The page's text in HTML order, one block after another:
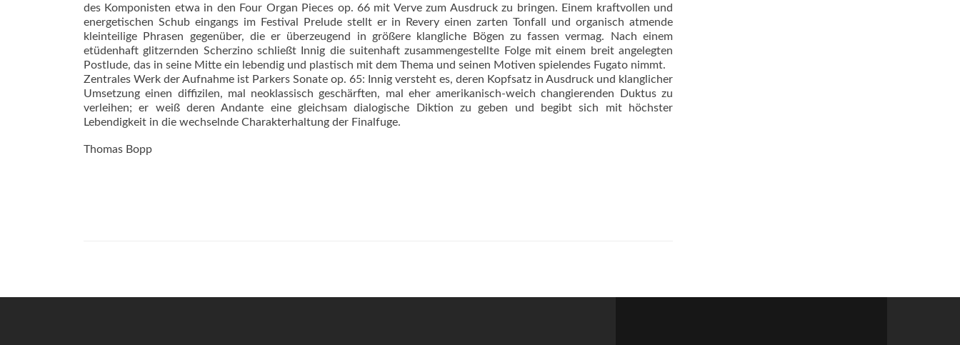
des Komponisten etwa in den Four Organ Pieces op. 66 mit Verve zum Ausdruck zu bringen. Einem kraftvollen und
energetischen Schub eingangs im Festival Prelude stellt er in Revery einen zarten Tonfall und organisch atmende
kleinteilige Phrasen gegenüber, die er überzeugend in größere klangliche Bögen zu fassen vermag. Nach einem
etüdenhaft glitzernden Scherzino schließt Innig die suitenhaft zusammengestellte Folge mit einem breit angelegten
Postlude, das in seine Mitte ein lebendig und plastisch mit dem Thema und seinen Motiven spielendes Fugato nimmt.
Zentrales Werk der Aufnahme ist Parkers Sonate op. 65: Innig versteht es, deren Kopfsatz in Ausdruck und klanglicher
Umsetzung einen diffizilen, mal neoklassisch geschärften, mal eher amerikanisch-weich changierenden Duktus zu
verleihen; er weiß deren Andante eine gleichsam dialogische Diktion zu geben und begibt sich mit höchs­ter
Lebendigkeit in die wechselnde Charakterhaltung der Finalfuge.
Thomas Bopp